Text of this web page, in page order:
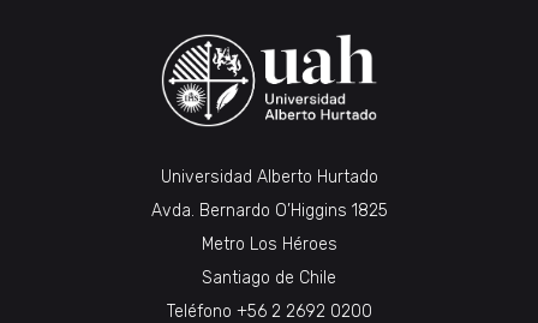
Universidad Alberto Hurtado
Avda. Bernardo O’Higgins 1825
Metro Los Héroes
Santiago de Chile
Teléfono +56 2 2692 0200